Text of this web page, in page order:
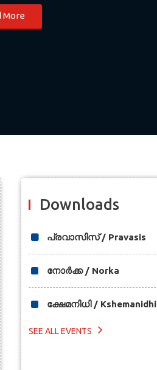
More
Downloads
പ്രവാസിസ് / Pravasis
നോര്‍ക്ക / Norka
ക്ഷേമനിധി / Kshemanidhi
SEE ALL EVENTS